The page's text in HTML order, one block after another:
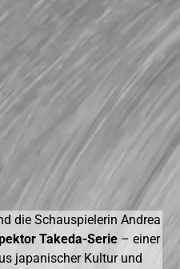
die Schauspielerin Andrea
Takeda-Serie – einer
japanischer Kultur und